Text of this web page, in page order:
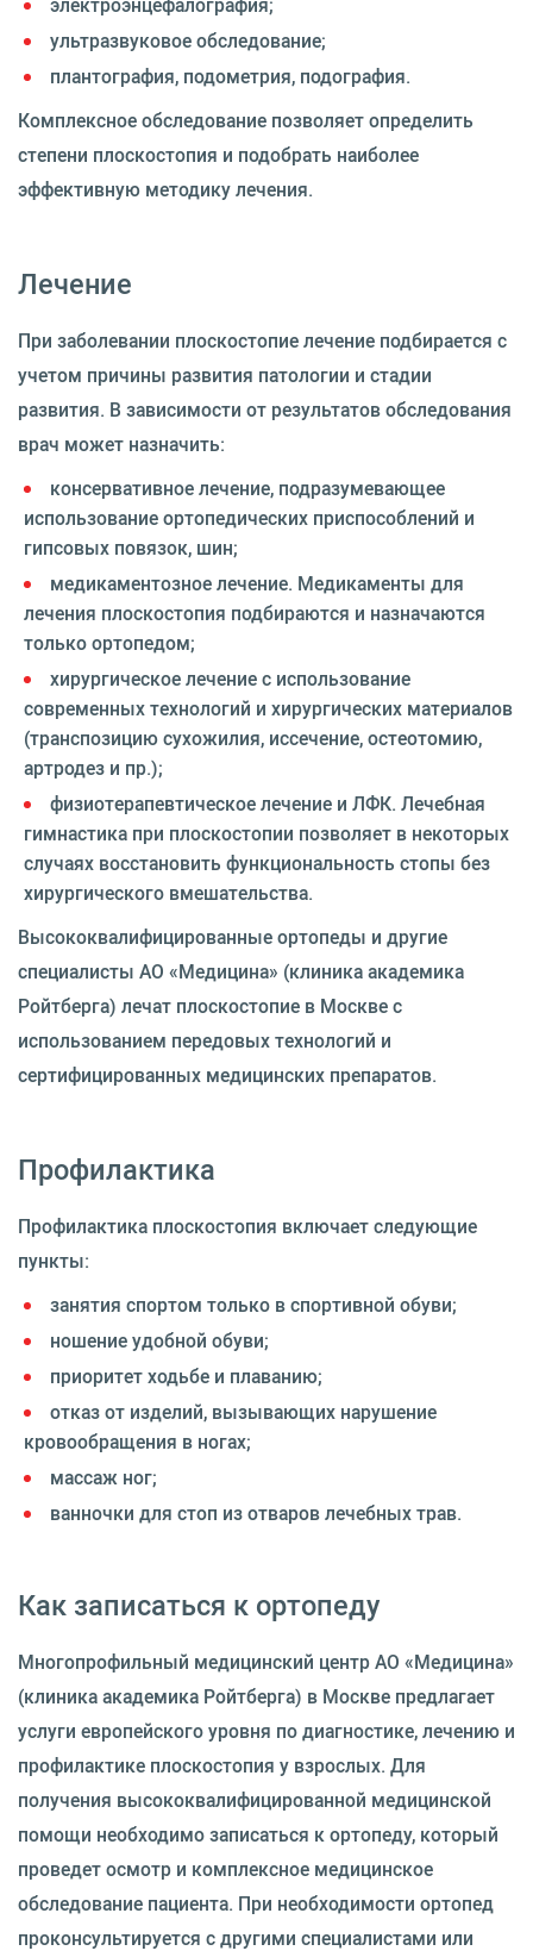
ультразвуковое обследование;
плантография, подометрия, подография.
Комплексное обследование позволяет определить
степени плоскостопия и подобрать наиболее
эффективную методику лечения.
Лечение
При заболевании плоскостопие лечение подбирается с
учетом причины развития патологии и стадии
развития. В зависимости от результатов обследования
врач может назначить:
консервативное лечение, подразумевающее
использование ортопедических приспособлений и
гипсовых повязок, шин;
медикаментозное лечение. Медикаменты для
лечения плоскостопия подбираются и назначаются
только ортопедом;
хирургическое лечение с использование
современных технологий и хирургических материалов
(транспозицию сухожилия, иссечение, остеотомию,
артродез и пр.);
физиотерапевтическое лечение и ЛФК. Лечебная
гимнастика при плоскостопии позволяет в некоторых
случаях восстановить функциональность стопы без
хирургического вмешательства.
Высококвалифицированные ортопеды и другие
специалисты АО «Медицина» (клиника академика
Ройтберга) лечат плоскостопие в Москве с
использованием передовых технологий и
сертифицированных медицинских препаратов.
Профилактика
Профилактика плоскостопия включает следующие
пункты:
занятия спортом только в спортивной обуви;
ношение удобной обуви;
приоритет ходьбе и плаванию;
отказ от изделий, вызывающих нарушение
кровообращения в ногах;
массаж ног;
ванночки для стоп из отваров лечебных трав.
Как записаться к ортопеду
Многопрофильный медицинский центр АО «Медицина»
(клиника академика Ройтберга) в Москве предлагает
услуги европейского уровня по диагностике, лечению и
профилактике плоскостопия у взрослых. Для
получения высококвалифицированной медицинской
помощи необходимо записаться к ортопеду, который
проведет осмотр и комплексное медицинское
обследование пациента. При необходимости ортопед
проконсультируется с другими специалистами или